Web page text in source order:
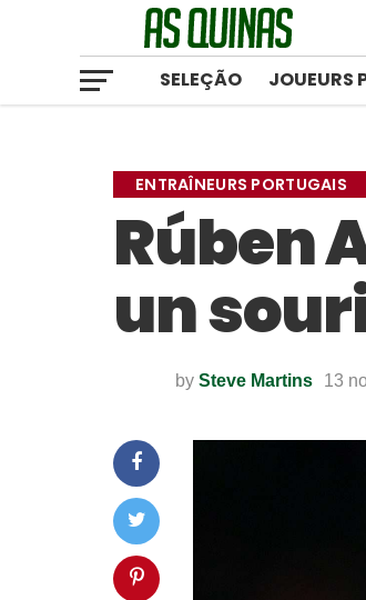
SELEÇÃO JOUEURS
ENTRAÎNEURS PORTUGAIS
Rúben
un
by Steve Martins 13